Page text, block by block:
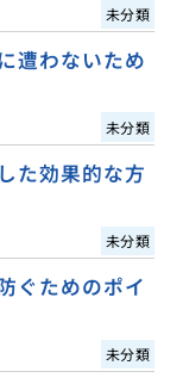
未分類
遭わないため
未分類
た効果的な方
未分類
ぐためのポイ
未分類